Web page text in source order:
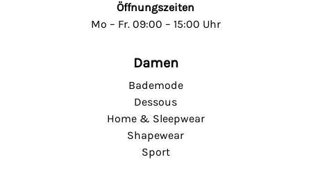
Öffnungszeiten
Mo – Fr. 09:00 – 15:00 Uhr
Damen
Bademode
Dessous
Home & Sleepwear
Shapewear
Sport